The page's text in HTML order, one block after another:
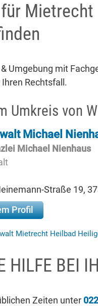
Mietrecht
Umgebung mit
Rechtsfall.
Umkreis von
Michael
Michael Nienhaus
Straße 19,
Profil
Mietrecht Heilbad
HILFE BEI
Zeiten unter